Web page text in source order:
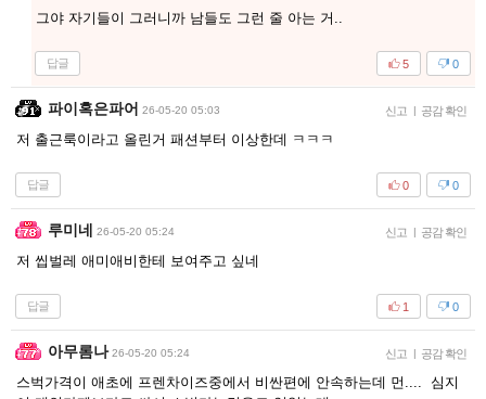
그야 자기들이 그러니까 남들도 그런 줄 아는 거..
답글 0
5
파이혹은파어 26-05-20 05:03 신고 | 공감 확인
저 출근룩이라고 올린거 패션부터 이상한데 ㅋㅋㅋ
답글 0
0
루미네 26-05-20 05:24 신고 | 공감 확인
저 씹벌레 애미애비한테 보여주고 싶네
답글 0
1
아무롬나 26-05-20 05:24 신고 | 공감 확인
스벅가격이 애초에 프렌차이즈중에서 비싼편에 안속하는데 먼.... 심지